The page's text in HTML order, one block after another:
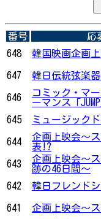
番号 応
648
韓国映画企画
647
韓日伝統弦楽
646
コミック・マ
ーマンス「JUMP
645
ミュージック
644
企画上映会～
表!?
643
企画上映会～
跡の46日間～
642
韓日フレンド
641
企画上映会～